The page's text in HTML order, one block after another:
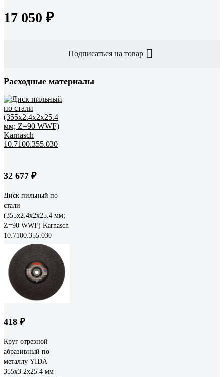
17 050 ₽
Подписаться на товар
Расходные материалы
32 677 ₽
Диск пильный по
стали
(355х2.4х2х25.4 мм;
Z=90 WWF) Karnasch
10.7100.355.030
418 ₽
Круг отрезной
абразивный по
металлу YIDA
355x3.2x25.4 мм